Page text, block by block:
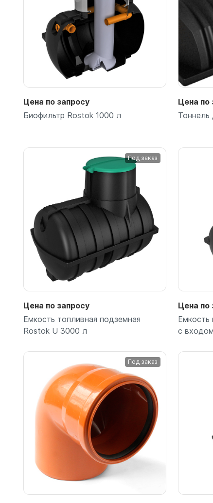
Подробнее
Подробнее
Цена по запросу
Биофильтр Rostok 1000 л
Цена по
Под заказ
Подробнее
Цена по запросу
Емкость топливная подземная
Rostok U 3000 л
Цена по
Емкость
с входом
Под заказ